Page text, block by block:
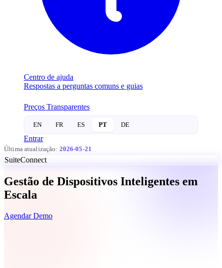
Centro de ajuda
Respostas a perguntas comuns e guias
Preços Transparentes
EN FR ES PT DE
Entrar
Última atualização: 2026-05-21
SuiteConnect
Gestão de Dispositivos Inteligentes em
Escala
Agendar Demo